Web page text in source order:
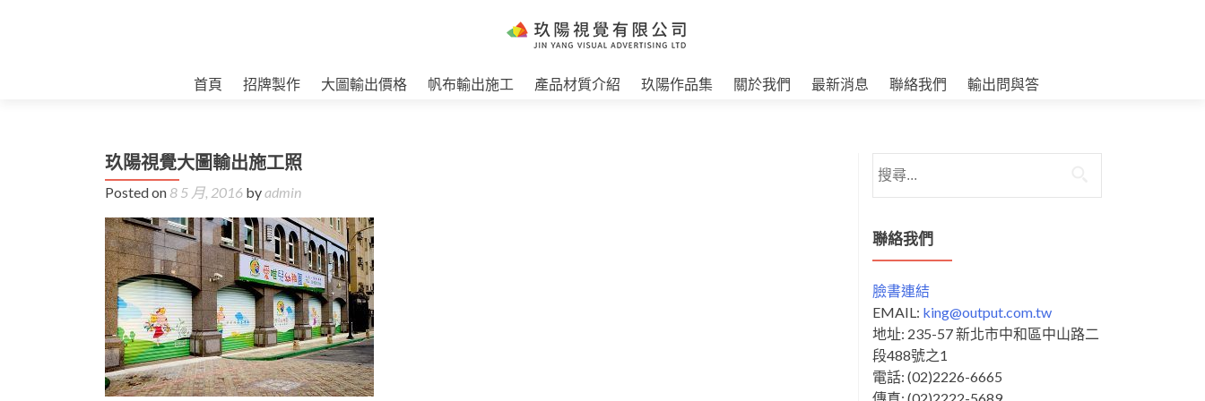
首頁 招牌製作 大圖輸出價格 帆布輸出施工 產品材質介紹 玖陽作品集 關於我們 最新消息 聯絡我們 輸出問與答
玖陽視覺大圖輸出施工照
Posted on 8 5 月, 2016 byadmin
尋
鍵
字:
聯絡我們
臉書連結
EMAIL: king@output.com.tw
地址: 235-57 新北市中和區中山路二
段488號之1
電話: (02)2226-6665